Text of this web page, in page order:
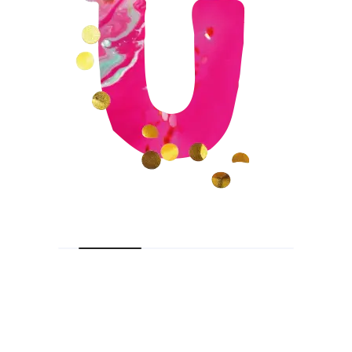
Wie/Waar zijn wij?
KVK 56510810
IPureConnection
Woestijgerweg 144
3817 SN Amersfoort
06 15 51 41 93
info@feestjesenuitjes.nl